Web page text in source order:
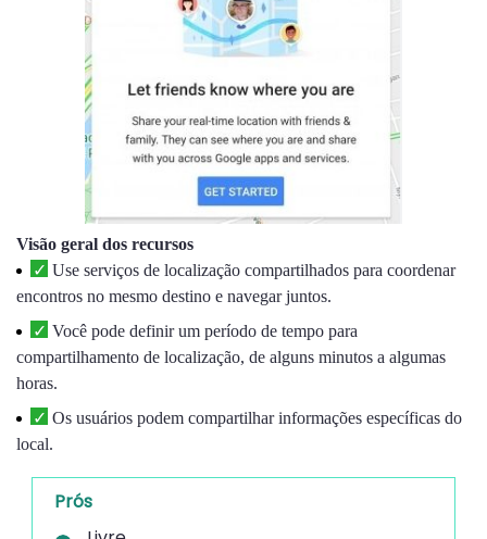
Visão geral dos recursos
Use serviços de localização compartilhados para coordenar
encontros no mesmo destino e navegar juntos.
Você pode definir um período de tempo para
compartilhamento de localização, de alguns minutos a algumas
horas.
Os usuários podem compartilhar informações específicas do
local.
Prós